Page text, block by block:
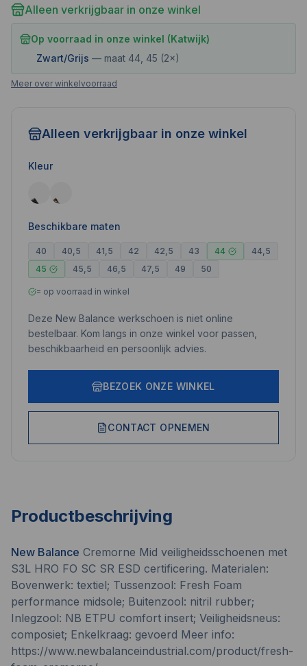
Alleen verkrijgbaar in onze winkel
Op voorraad in onze winkel (Katwijk)
Zwart/Grijs — maat 44, 45 (2×)
Meer over winkelvoorraad
Alleen verkrijgbaar in onze winkel
Kleur
Beschikbare maten
40 40,5 41,5 42 42,5 43 44
44,5
45
45,5 46,5 47,5 49 50
= op voorraad in winkel
Deze New Balance werkschoen is niet online
bestelbaar. Kom langs in onze winkel voor passen,
beschikbaarheid en persoonlijk advies.
BEZOEK ONZE WINKEL
CONTACT OPNEMEN
Productbeschrijving
New Balance Cremorne Mid veiligheidsschoenen met
S3L HRO FO SC SR ESD certificering. Materialen:
Bovenwerk: textiel; Tussenzool: Fresh Foam
performance midsole; Buitenzool: nitril rubber;
Inlegzool: NB ETPU comfort insert; Veiligheidsneus:
composiet; Enkelkraag: gevoerd Meer info:
https://www.newbalanceindustrial.com/product/fresh-